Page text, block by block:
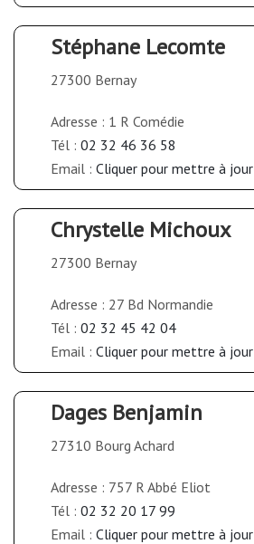
Stéphane Lecomte
27300 Bernay
Adresse : 1 R Comédie
Tél : 02 32 46 36 58
Email : Cliquer pour mettre à jour
Chrystelle Michoux
27300 Bernay
Adresse : 27 Bd Normandie
Tél : 02 32 45 42 04
Email : Cliquer pour mettre à jour
Dages Benjamin
27310 Bourg Achard
Adresse : 757 R Abbé Eliot
Tél : 02 32 20 17 99
Email : Cliquer pour mettre à jour